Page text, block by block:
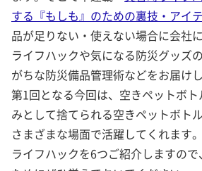
する『もしも』のための裏技・アイ
品が足りない・使えない場合に会社
ライフハックや気になる防災グッズ
がちな防災備品管理術などをお届けし
第1回となる今回は、空きペットボ
みとして捨てられる空きペットボト
さまざまな場面で活躍してくれます
ライフハックを6つご紹介しますの